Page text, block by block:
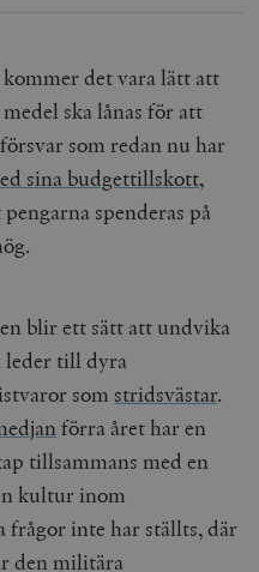
det vara lätt att
ska lånas för att
som redan nu har
sina budgettillskott,
spenderas på
blir ett sätt att undvika
till dyra
som stridsvästar.
förra året har en
tillsammans med en
kultur inom
frågor inte har ställts, där
den militära